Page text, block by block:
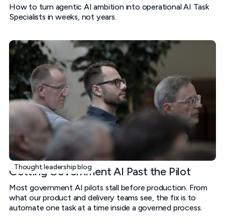
How to turn agentic AI ambition into operational AI Task
Specialists in weeks, not years.
Thought leadership blog
Getting Government AI Past the Pilot
Most government AI pilots stall before production. From
what our product and delivery teams see, the fix is to
automate one task at a time inside a governed process.